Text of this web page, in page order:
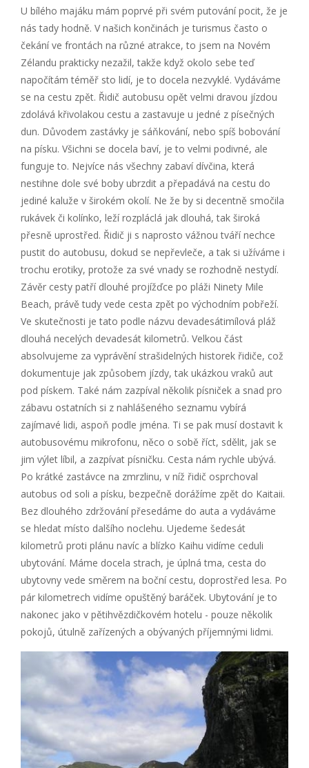
U bílého majáku mám poprvé při svém putování pocit, že je
nás tady hodně. V našich končinách je turismus často o
čekání ve frontách na různé atrakce, to jsem na Novém
Zélandu prakticky nezažil, takže když okolo sebe teď
napočítám téměř sto lidí, je to docela nezvyklé. Vydáváme
se na cestu zpět. Řidič autobusu opět velmi dravou jízdou
zdolává křivolakou cestu a zastavuje u jedné z písečných
dun. Důvodem zastávky je sáňkování, nebo spíš bobování
na písku. Všichni se docela baví, je to velmi podivné, ale
funguje to. Nejvíce nás všechny zabaví dívčina, která
nestihne dole své boby ubrzdit a přepadává na cestu do
jediné kaluže v širokém okolí. Ne že by si decentně smočila
rukávek či kolínko, leží rozpláclá jak dlouhá, tak široká
přesně uprostřed. Řidič ji s naprosto vážnou tváří nechce
pustit do autobusu, dokud se nepřevleče, a tak si užíváme i
trochu erotiky, protože za své vnady se rozhodně nestydí.
Závěr cesty patří dlouhé projížďce po pláži Ninety Mile
Beach, právě tudy vede cesta zpět po východním pobřeží.
Ve skutečnosti je tato podle názvu devadesátimílová pláž
dlouhá necelých devadesát kilometrů. Velkou část
absolvujeme za vyprávění strašidelných historek řidiče, což
dokumentuje jak způsobem jízdy, tak ukázkou vraků aut
pod pískem. Také nám zazpíval několik písniček a snad pro
zábavu ostatních si z nahlášeného seznamu vybírá
zajímavé lidi, aspoň podle jména. Ti se pak musí dostavit k
autobusovému mikrofonu, něco o sobě říct, sdělit, jak se
jim výlet líbil, a zazpívat písničku. Cesta nám rychle ubývá.
Po krátké zastávce na zmrzlinu, v níž řidič osprchoval
autobus od soli a písku, bezpečně dorážíme zpět do Kaitaii.
Bez dlouhého zdržování přesedáme do auta a vydáváme
se hledat místo dalšího noclehu. Ujedeme šedesát
kilometrů proti plánu navíc a blízko Kaihu vidíme ceduli
ubytování. Máme docela strach, je úplná tma, cesta do
ubytovny vede směrem na boční cestu, doprostřed lesa. Po
pár kilometrech vidíme opuštěný baráček. Ubytování je to
nakonec jako v pětihvězdičkovém hotelu - pouze několik
pokojů, útulně zařízených a obývaných příjemnými lidmi.